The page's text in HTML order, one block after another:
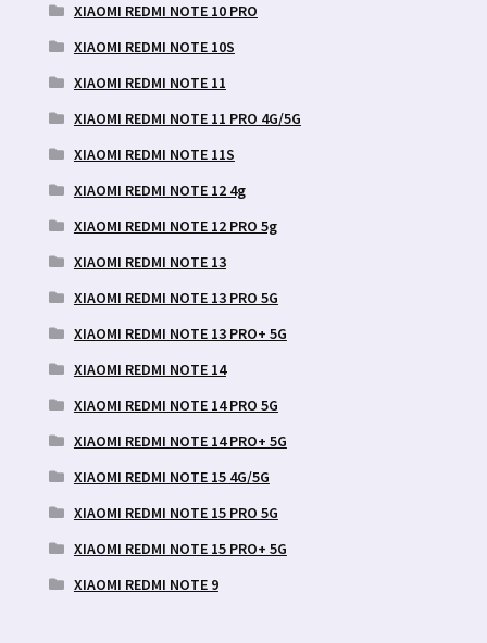
XIAOMI REDMI NOTE 10 PRO
XIAOMI REDMI NOTE 10S
XIAOMI REDMI NOTE 11
XIAOMI REDMI NOTE 11 PRO 4G/5G
XIAOMI REDMI NOTE 11S
XIAOMI REDMI NOTE 12 4g
XIAOMI REDMI NOTE 12 PRO 5g
XIAOMI REDMI NOTE 13
XIAOMI REDMI NOTE 13 PRO 5G
XIAOMI REDMI NOTE 13 PRO+ 5G
XIAOMI REDMI NOTE 14
XIAOMI REDMI NOTE 14 PRO 5G
XIAOMI REDMI NOTE 14 PRO+ 5G
XIAOMI REDMI NOTE 15 4G/5G
XIAOMI REDMI NOTE 15 PRO 5G
XIAOMI REDMI NOTE 15 PRO+ 5G
XIAOMI REDMI NOTE 9